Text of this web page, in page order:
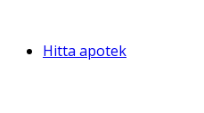
Hitta apotek